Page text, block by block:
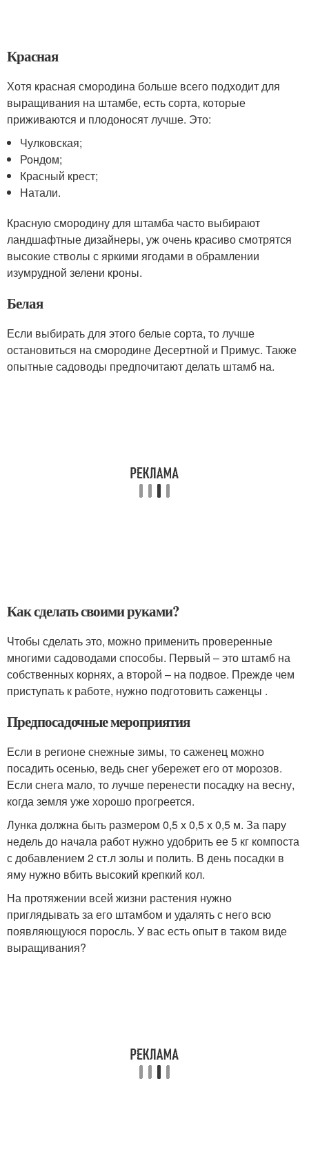
Красная
Хотя красная смородина больше всего подходит для
выращивания на штамбе, есть сорта, которые
приживаются и плодоносят лучше. Это:
Чулковская;
Рондом;
Красный крест;
Натали.
Красную смородину для штамба часто выбирают
ландшафтные дизайнеры, уж очень красиво смотрятся
высокие стволы с яркими ягодами в обрамлении
изумрудной зелени кроны.
Белая
Если выбирать для этого белые сорта, то лучше
остановиться на смородине Десертной и Примус. Также
опытные садоводы предпочитают делать штамб на.
Как сделать своими руками?
Чтобы сделать это, можно применить проверенные
многими садоводами способы. Первый – это штамб на
собственных корнях, а второй – на подвое. Прежде чем
приступать к работе, нужно подготовить саженцы .
Предпосадочные мероприятия
Если в регионе снежные зимы, то саженец можно
посадить осенью, ведь снег убережет его от морозов.
Если снега мало, то лучше перенести посадку на весну,
когда земля уже хорошо прогреется.
Лунка должна быть размером 0,5 х 0,5 х 0,5 м. За пару
недель до начала работ нужно удобрить ее 5 кг компоста
с добавлением 2 ст.л золы и полить. В день посадки в
яму нужно вбить высокий крепкий кол.
На протяжении всей жизни растения нужно
приглядывать за его штамбом и удалять с него всю
появляющуюся поросль. У вас есть опыт в таком виде
выращивания?